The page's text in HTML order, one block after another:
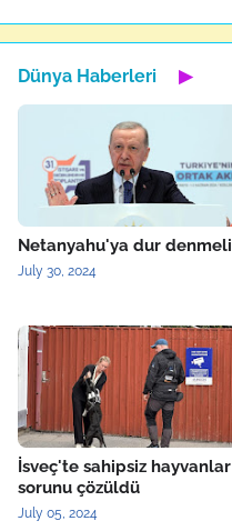
Dünya Haberleri ▶
Netanyahu'ya dur denmeli
July 30, 2024
İsveç'te sahipsiz hayvanlar
sorunu çözüldü
July 05, 2024